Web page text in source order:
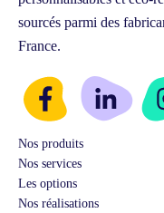
sourcés parmi des
France.
Nos produits
Nos services
Les options
Nos réalisations